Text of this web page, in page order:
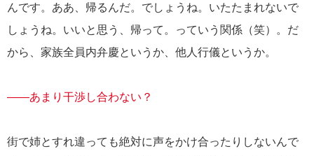
んです。ああ、帰るんだ。でしょうね。いたたまれないで
しょうね。いいと思う、帰って。っていう関係（笑）。だ
から、家族全員内弁慶というか、他人行儀というか。
――あまり干渉し合わない？
街で姉とすれ違っても絶対に声をかけ合ったりしないんで